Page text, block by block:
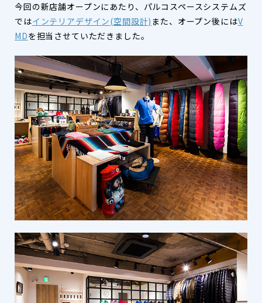
今回の新店舗オープンにあたり、パルコスペースシステムズ
ではインテリアデザイン(空間設計) また、オープン後にはV
MDを担当させていただきました。